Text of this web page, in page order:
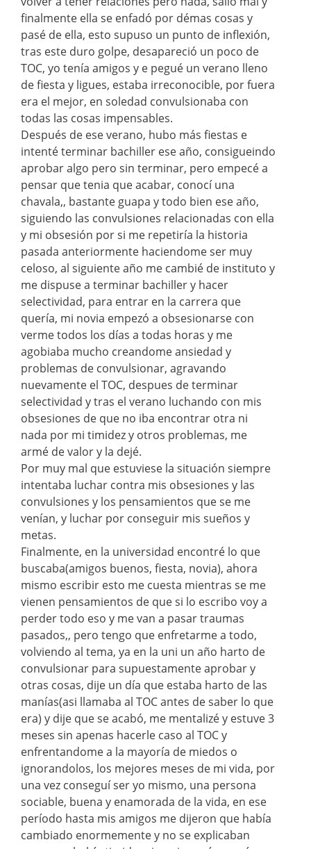
finalmente ella se enfadó por démas cosas y
pasé de ella, esto supuso un punto de inflexión,
tras este duro golpe, desapareció un poco de
TOC, yo tenía amigos y e pegué un verano lleno
de fiesta y ligues, estaba irreconocible, por fuera
era el mejor, en soledad convulsionaba con
todas las cosas impensables.
Después de ese verano, hubo más fiestas e
intenté terminar bachiller ese año, consigueindo
aprobar algo pero sin terminar, pero empecé a
pensar que tenia que acabar, conocí una
chavala,, bastante guapa y todo bien ese año,
siguiendo las convulsiones relacionadas con ella
y mi obsesión por si me repetiría la historia
pasada anteriormente haciendome ser muy
celoso, al siguiente año me cambié de instituto y
me dispuse a terminar bachiller y hacer
selectividad, para entrar en la carrera que
quería, mi novia empezó a obsesionarse con
verme todos los días a todas horas y me
agobiaba mucho creandome ansiedad y
problemas de convulsionar, agravando
nuevamente el TOC, despues de terminar
selectividad y tras el verano luchando con mis
obsesiones de que no iba encontrar otra ni
nada por mi timidez y otros problemas, me
armé de valor y la dejé.
Por muy mal que estuviese la situación siempre
intentaba luchar contra mis obsesiones y las
convulsiones y los pensamientos que se me
venían, y luchar por conseguir mis sueños y
metas.
Finalmente, en la universidad encontré lo que
buscaba(amigos buenos, fiesta, novia), ahora
mismo escribir esto me cuesta mientras se me
vienen pensamientos de que si lo escribo voy a
perder todo eso y me van a pasar traumas
pasados,, pero tengo que enfretarme a todo,
volviendo al tema, ya en la uni un año harto de
convulsionar para supuestamente aprobar y
otras cosas, dije un día que estaba harto de las
manías(asi llamaba al TOC antes de saber lo que
era) y dije que se acabó, me mentalizé y estuve 3
meses sin apenas hacerle caso al TOC y
enfrentandome a la mayoría de miedos o
ignorandolos, los mejores meses de mi vida, por
una vez conseguí ser yo mismo, una persona
sociable, buena y enamorada de la vida, en ese
período hasta mis amigos me dijeron que había
cambiado enormemente y no se explicaban